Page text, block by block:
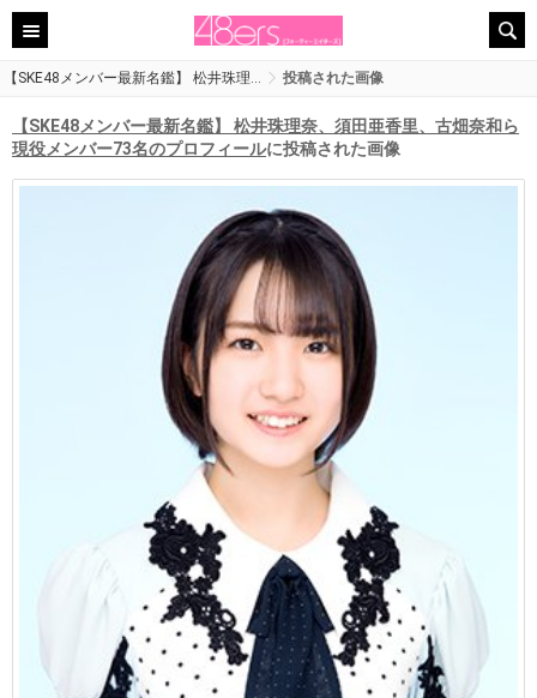
【SKE48メンバー最新名鑑】 松井珠理… 投稿された画像
【SKE48メンバー最新名鑑】 松井珠理奈、須田亜香里、古畑奈和ら
現役メンバー73名のプロフィールに投稿された画像